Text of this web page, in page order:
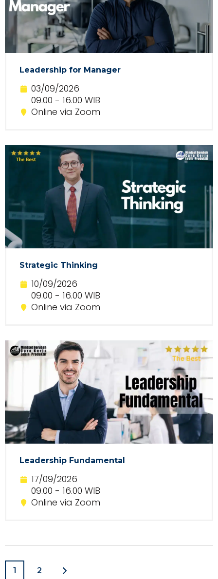
Leadership for Manager
03/09/2026
09.00 - 16.00 WIB
Online via Zoom
Strategic Thinking
10/09/2026
09.00 - 16.00 WIB
Online via Zoom
Leadership Fundamental
17/09/2026
09.00 - 16.00 WIB
Online via Zoom
1 2